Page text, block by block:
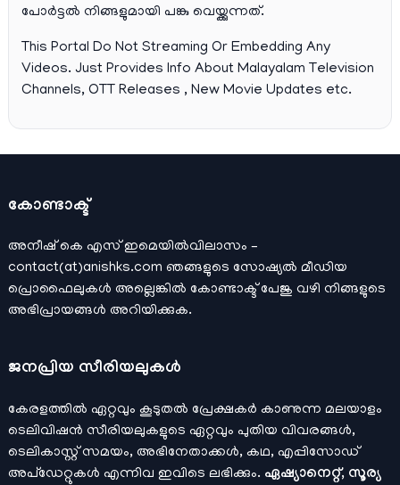
പോര്‍ട്ടല്‍ നിങ്ങളുമായി പങ്കു വെയ്ക്കുന്നത്.
This Portal Do Not Streaming Or Embedding Any
Videos. Just Provides Info About Malayalam Television
Channels, OTT Releases , New Movie Updates etc.
കോണ്ടാക്ട്
അനീഷ്‌ കെ എസ് ഇമെയില്‍വിലാസം –
contact(at)anishks.com ഞങ്ങളുടെ സോഷ്യല്‍ മീഡിയ
പ്രൊഫൈലുകള്‍ അല്ലെങ്കില്‍ കോണ്ടാക്ട്പേജു വഴി നിങ്ങളുടെ
അഭിപ്രായങ്ങള്‍ അറിയിക്കുക.
ജനപ്രിയ സീരിയലുകള്‍
കേരളത്തിൽ ഏറ്റവും കൂടുതൽ പ്രേക്ഷകർ കാണുന്ന മലയാളം
ടെലിവിഷൻ സീരിയലുകളുടെ ഏറ്റവും പുതിയ വിവരങ്ങൾ,
ടെലികാസ്റ്റ് സമയം, അഭിനേതാക്കൾ, കഥ, എപ്പിസോഡ്
അപ്ഡേറ്റുകൾ എന്നിവ ഇവിടെ ലഭിക്കും. ഏഷ്യാനെറ്റ്, സൂര്യ